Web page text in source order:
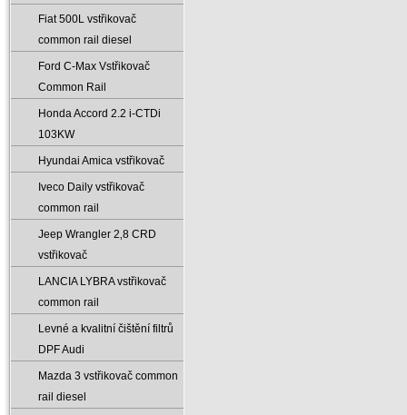
Fiat 500L vstřikovač
common rail diesel
Ford C-Max Vstřikovač
Common Rail
Honda Accord 2.2 i-CTDi
103KW
Hyundai Amica vstřikovač
Iveco Daily vstřikovač
common rail
Jeep Wrangler 2‚8 CRD
vstřikovač
LANCIA LYBRA vstřikovač
common rail
Levné a kvalitní čištění filtrů
DPF Audi
Mazda 3 vstřikovač common
rail diesel